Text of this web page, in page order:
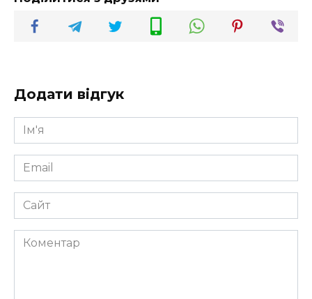
Додати відгук
Ім'я
*
Email
*
Сайт
Коментар